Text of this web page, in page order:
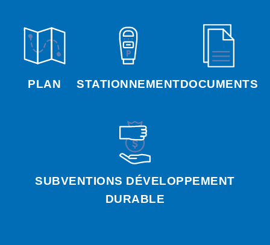
PLAN STATIONNEMENTDOCUMENTS
SUBVENTIONS DÉVELOPPEMENT
DURABLE